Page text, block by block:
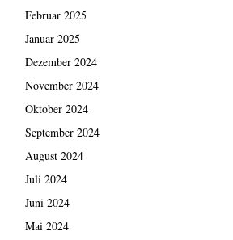
Februar 2025
Januar 2025
Dezember 2024
November 2024
Oktober 2024
September 2024
August 2024
Juli 2024
Juni 2024
Mai 2024